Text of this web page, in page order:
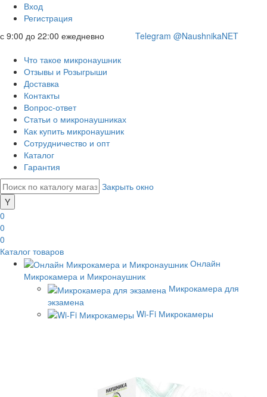
Вход
Регистрация
с 9:00 до 22:00 ежедневно
Telegram @NaushnikaNET
Что такое микронаушник
Отзывы и Розыгрыши
Доставка
Контакты
Вопрос-ответ
Статьи о микронаушниках
Как купить микронаушник
Сотрудничество и опт
Каталог
Гарантия
Закрыть окно
0
0
0
Каталог товаров
Онлайн
Микрокамера и Микронаушник
Микрокамера для
экзамена
Wi-Fi Микрокамеры